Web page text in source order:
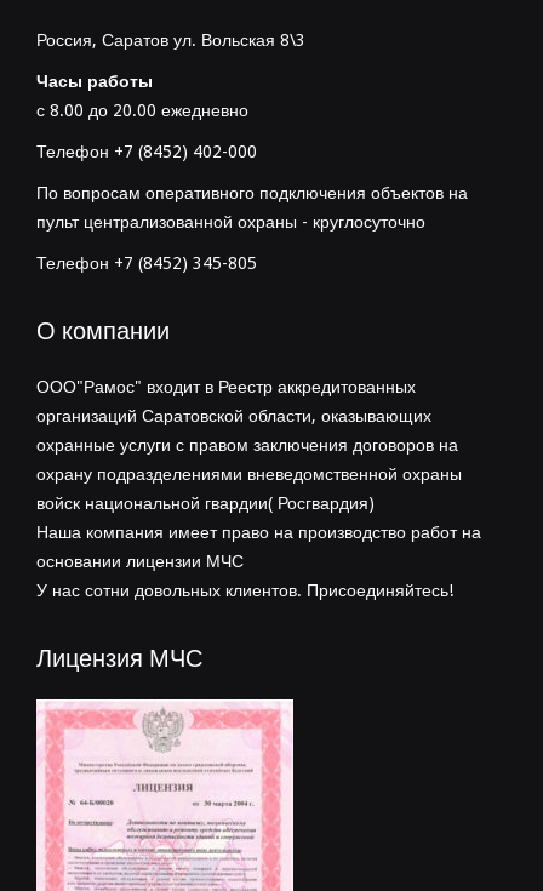
Россия, Саратов ул. Вольская 8\3
Часы работы
с 8.00 до 20.00 ежедневно
Телефон +7 (8452) 402-000
По вопросам оперативного подключения объектов на
пульт централизованной охраны - круглосуточно
Телефон +7 (8452) 345-805
О компании
ООО"Рамос" входит в Реестр аккредитованных
организаций Саратовской области, оказывающих
охранные услуги с правом заключения договоров на
охрану подразделениями вневедомственной охраны
войск национальной гвардии( Росгвардия)
Наша компания имеет право на производство работ на
основании лицензии МЧС
У нас сотни довольных клиентов. Присоединяйтесь!
Лицензия МЧС